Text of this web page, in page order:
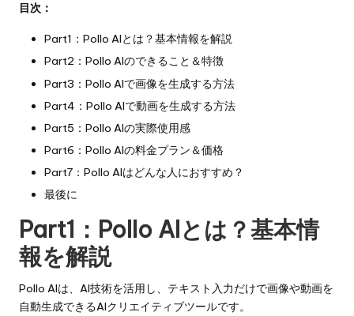
目次：
Part1：Pollo AIとは？基本情報を解説
Part2：Pollo AIのできること＆特徴
Part3：Pollo AIで画像を生成する方法
Part4：Pollo AIで動画を生成する方法
Part5：Pollo AIの実際使用感
Part6：Pollo AIの料金プラン＆価格
Part7：Pollo AIはどんな人におすすめ？
最後に
Part1：Pollo AIとは？基本情
報を解説
Pollo AIは、AI技術を活用し、テキスト入力だけで画像や動画を
自動生成できるAIクリエイティブツールです。